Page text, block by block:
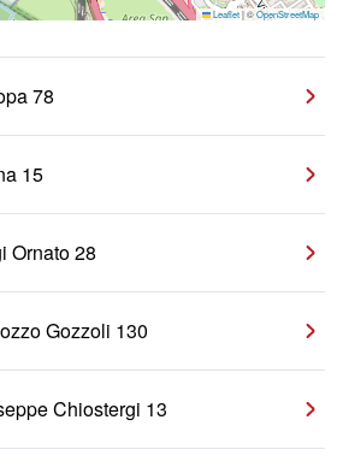
Leaflet|©OpenStreetMap
78
15
Ornato 28
Gozzoli 130
Chiostergi 13